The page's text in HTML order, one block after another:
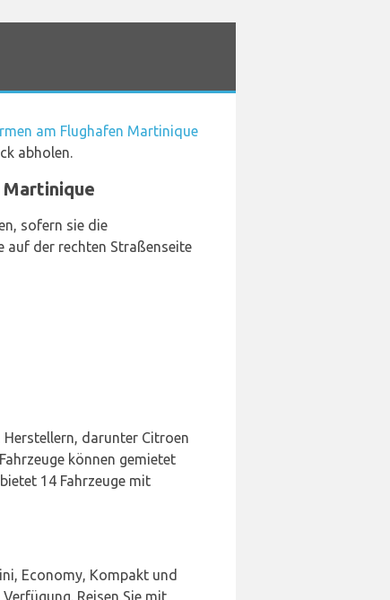
am Flughafen Martinique
abholen.
Martinique
sofern sie die
auf der rechten Straßenseite
darunter Citroen
können gemietet
14 Fahrzeuge mit
Economy, Kompakt und
Reisen Sie mit